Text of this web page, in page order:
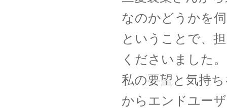
なのかどうかを
ということで、
くださいました。
私の要望と気持
からエンドユー